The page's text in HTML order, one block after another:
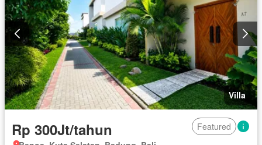
Villa
Rp 300Jt/tahun
Featured